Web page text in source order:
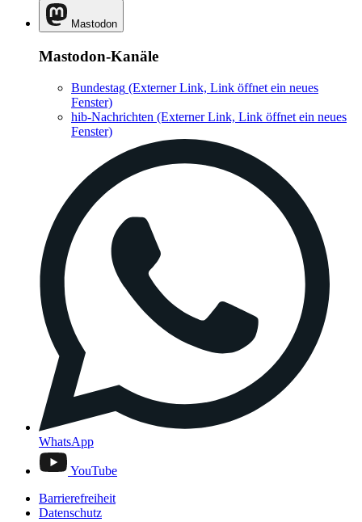
Mastodon
Mastodon-Kanäle
Bundestag (Externer Link, Link öffnet ein neues
Fenster)
hib-Nachrichten (Externer Link, Link öffnet ein neues
Fenster)
WhatsApp
YouTube
Barrierefreiheit
Datenschutz